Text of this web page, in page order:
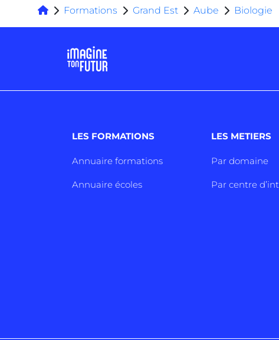
Formations Grand Est Aube Biologie
LES FORMATIONS
Annuaire formations
Annuaire écoles
LES METIERS
Par domaine
Par centre